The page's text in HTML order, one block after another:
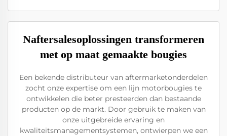
Naftersalesoplossingen transformeren
met op maat gemaakte bougies
Een bekende distributeur van aftermarketonderdelen
zocht onze expertise om een lijn motorbougies te
ontwikkelen die beter presteerden dan bestaande
producten op de markt. Door gebruik te maken van
onze uitgebreide ervaring en
kwaliteitsmanagementsystemen, ontwierpen we een